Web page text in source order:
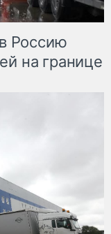
Россию
на границе